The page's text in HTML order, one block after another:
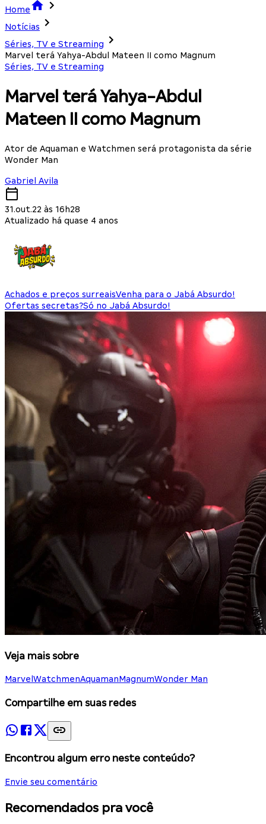
Home
Notícias
Séries, TV e Streaming
Marvel terá Yahya-Abdul Mateen II como Magnum
Séries, TV e Streaming
Marvel terá Yahya-Abdul
Mateen II como Magnum
Ator de Aquaman e Watchmen será protagonista da série
Wonder Man
Gabriel Avila
31.out.22 às 16h28
Atualizado há quase 4 anos
Achados e preços surreaisVenha para o Jabá Absurdo!
Ofertas secretas?Só no Jabá Absurdo!
Veja mais sobre
Marvel WatchmenAquamanMagnumWonder Man
Compartilhe em suas redes
Encontrou algum erro neste conteúdo?
Envie seu comentário
Recomendados pra você